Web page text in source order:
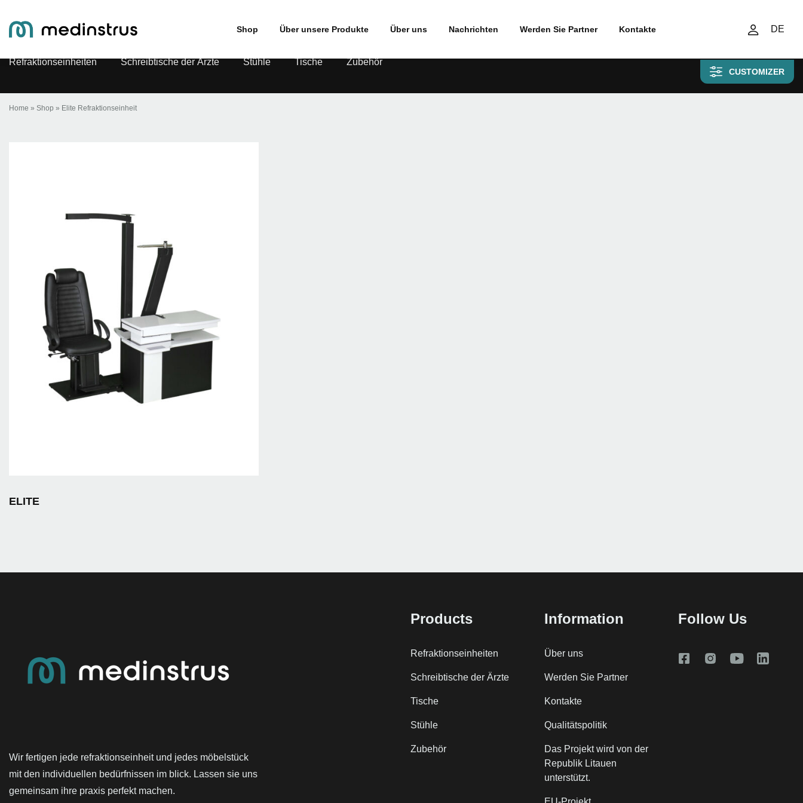
Shop Über unsere Produkte Über uns Nachrichten Werden Sie Partner Kontakte DE
CUSTOMIZER
Elite Refraktionseinheit
Refraktionseinheiten Schreibtische der Ärzte Stühle Tische Zubehör
Home » Shop » Elite Refraktionseinheit
ELITE
Wir fertigen jede refraktionseinheit und jedes möbelstück
mit den individuellen bedürfnissen im blick. Lassen sie uns
gemeinsam ihre praxis perfekt machen.
Products
Refraktionseinheiten
Schreibtische der Ärzte
Tische
Stühle
Zubehör
Information
Über uns
Werden Sie Partner
Kontakte
Qualitätspolitik
Das Projekt wird von der
Republik Litauen
unterstützt.
Follow Us